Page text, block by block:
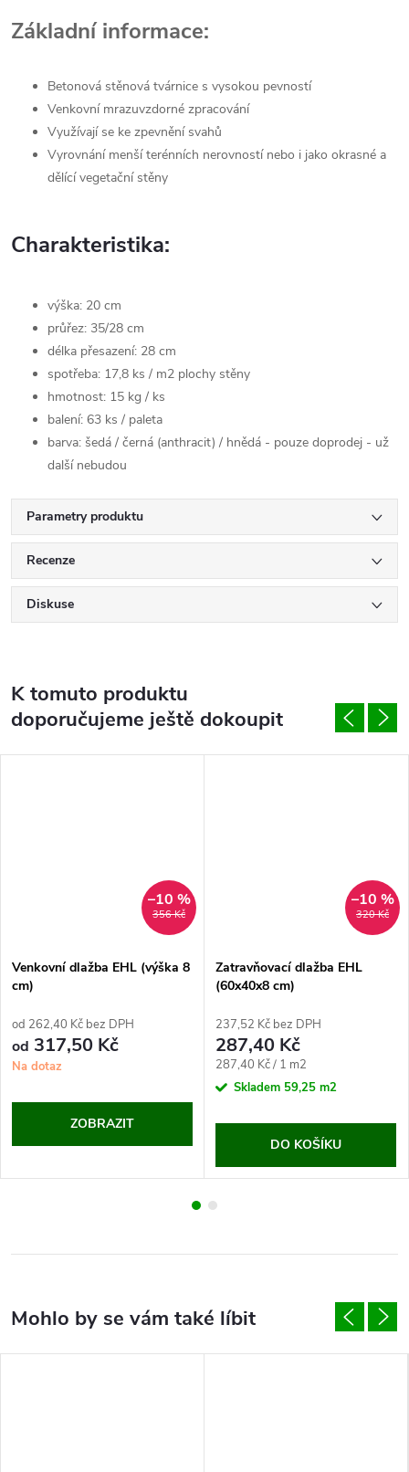
Základní informace:
Betonová stěnová tvárnice s vysokou pevností
Venkovní mrazuvzdorné zpracování
Využívají se ke zpevnění svahů
Vyrovnání menší terénních nerovností nebo i jako okrasné a
dělící vegetační stěny
Charakteristika:
výška: 20 cm
průřez: 35/28 cm
délka přesazení: 28 cm
spotřeba: 17,8 ks / m2 plochy stěny
hmotnost: 15 kg / ks
balení: 63 ks / paleta
barva: šedá / černá (anthracit) / hnědá - pouze doprodej - už
další nebudou
Parametry produktu
Recenze
Diskuse
K tomuto produktu
doporučujeme ještě dokoupit
356 Kč
–10 %
Venkovní dlažba EHL (výška 8
cm)
od 262,40 Kč bez DPH
od 317,50 Kč
Na dotaz
ZOBRAZIT
320 Kč
–10 %
Zatravňovací dlažba EHL
(60x40x8 cm)
237,52 Kč bez DPH
287,40 Kč
Měrná
cena:
287,40 Kč / 1 m2
Skladem 59,25 m2
DO KOŠÍKU